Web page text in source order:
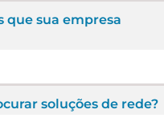
que sua empresa
soluções de rede?